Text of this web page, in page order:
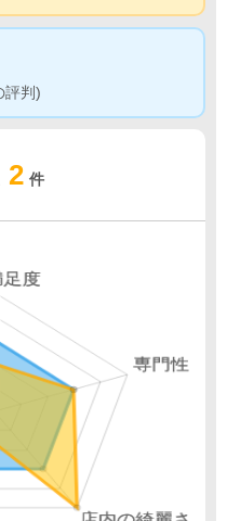
評判)
2 件